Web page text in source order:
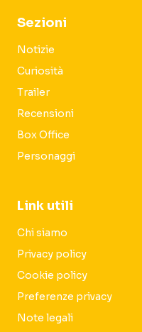
Sezioni
Notizie
Curiosità
Trailer
Recensioni
Box Office
Personaggi
Link utili
Chi siamo
Privacy policy
Cookie policy
Preferenze privacy
Note legali